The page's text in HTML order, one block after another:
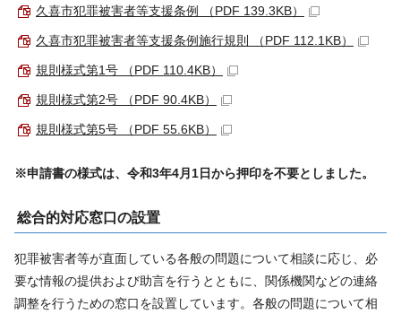
久喜市犯罪被害者等支援条例 （PDF 139.3KB）
久喜市犯罪被害者等支援条例施行規則 （PDF 112.1KB）
規則様式第1号 （PDF 110.4KB）
規則様式第2号 （PDF 90.4KB）
規則様式第5号 （PDF 55.6KB）
※申請書の様式は、令和3年4月1日から押印を不要としました。
総合的対応窓口の設置
犯罪被害者等が直面している各般の問題について相談に応じ、必
要な情報の提供および助言を行うとともに、関係機関などの連絡
調整を行うための窓口を設置しています。各般の問題について相